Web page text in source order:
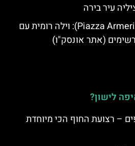
עיר בירה
פיאצה ארמרינה (Piazza Armerina): וילה רומית עם
(אתר אונסק"ו)
לישון?
– רצועת החוף הכי מיוחדת